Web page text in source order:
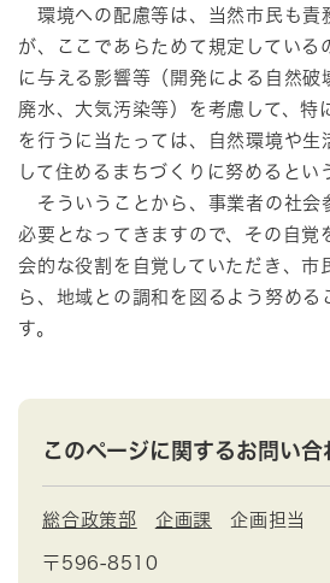
環境への配慮等は、当然市民も責
が、ここであらためて規定している
に与える影響等（開発による自然破
廃水、大気汚染等）を考慮して、特
を行うに当たっては、自然環境や生
して住めるまちづくりに努めるとい
そういうことから、事業者の社会
必要となってきますので、その自覚
会的な役割を自覚していただき、市
ら、地域との調和を図るよう努める
す。
このページに関するお問い合
総合政策部 企画課 企画担当
〒596-8510